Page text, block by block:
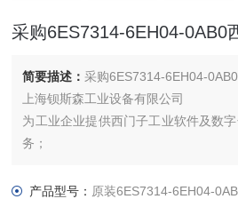
采购6ES7314-6EH04-0AB0
简要描述： 采购6ES7314-6EH04-
上海钡斯森工业设备有限公司
为工业企业提供西门子工业软件及数
务；
低压元器件、智能仪表等电气控制、
产品型号： 原装6ES7314-6EH04-